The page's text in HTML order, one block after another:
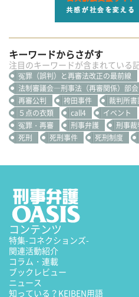
キーワードからさがす
注目のキーワードが含まれている
冤罪（誤判）と再審法改正の最前線
法制審議会―刑事法（再審関係）部会
再審公判
袴田事件
裁判所
５点の衣類
call4 イベント
冤罪・再審
刑事弁護 刑事裁
死刑
死刑事件 死刑制度
コンテンツ
特集-コネクションズ-
関連活動紹介
コラム・連載
ブックレビュー
ニュース
知っている？KEIBEN用語